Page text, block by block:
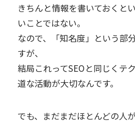
きちんと情報を書いておくと
いことではない。
なので、「知名度」という部
すが、
結局これってSEOと同じくテ
道な活動が大切なんです。
でも、まだまだほとんどの人